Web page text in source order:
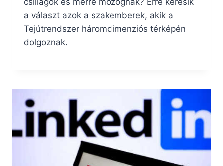
csillagok és merre mozognak? Erre keresik
a választ azok a szakemberek, akik a
Tejútrendszer háromdimenziós térképén
dolgoznak.